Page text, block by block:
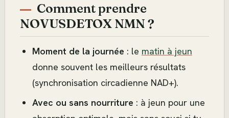
Comment prendre
NOVUSDETOX NMN ?
Moment de la journée : le matin à jeun
donne souvent les meilleurs résultats
(synchronisation circadienne NAD+).
Avec ou sans nourriture : à jeun pour une